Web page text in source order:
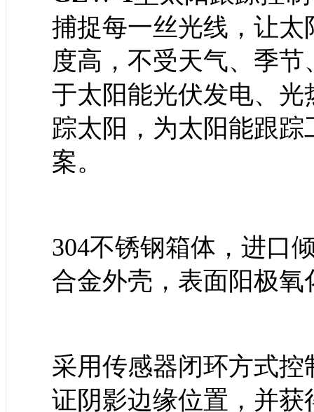
捕捉每一丝光线，让
度高，不受天气、季
于太阳能光伏发电、
踪太阳，为太阳能跟
案。
304不锈钢箱体，进口
合金外壳，表面阳极
采用传感器闭环方式
证阴影边缘位置，并